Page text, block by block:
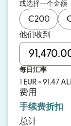
或选择一个金额
€200
他们收到
每日汇率
1 EUR = 91.47
费用
手续费折扣
总计